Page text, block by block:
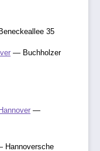
35
— Buchholzer
—
Hannoversche